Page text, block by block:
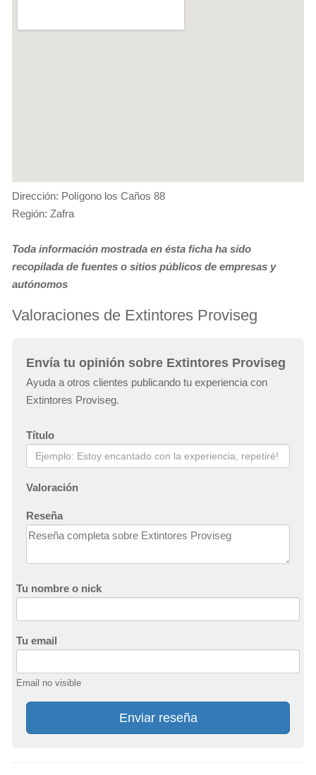
Dirección: Polígono los Caños 88
Región: Zafra
Toda información mostrada en ésta ficha ha sido
recopilada de fuentes o sitios públicos de empresas y
autónomos
Valoraciones de Extintores Proviseg
Envía tu opinión sobre Extintores Proviseg
Ayuda a otros clientes publicando tu experiencia con
Extintores Proviseg.
Título
Valoración
Reseña
Tu nombre o nick
Tu email
Email no visible
Enviar reseña